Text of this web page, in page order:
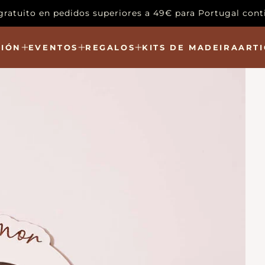
en pedidos superiores a 49€ para Portugal
EVENTOS REGALOS KITS DE MADEIRA